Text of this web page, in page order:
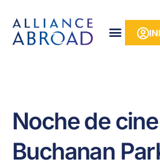
contenido
Noche de
Buchanan